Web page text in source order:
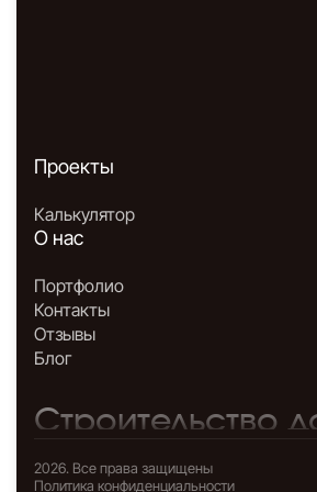
Проекты
Калькулятор
О нас
Портфолио
Контакты
Отзывы
Блог
Строительство
2026. Все права защищены
Политика конфиденциальности